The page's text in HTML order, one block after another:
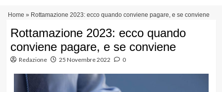
contenuto
Home » Rottamazione 2023: ecco quando conviene pagare, e se conviene
Rottamazione 2023: ecco quando
conviene pagare, e se conviene
Redazione 25 Novembre 2022 0